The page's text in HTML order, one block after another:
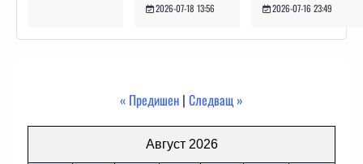
2026-07-18 13:56
2026-07-16 23:49
« Предишен | Следващ »
Август 2026